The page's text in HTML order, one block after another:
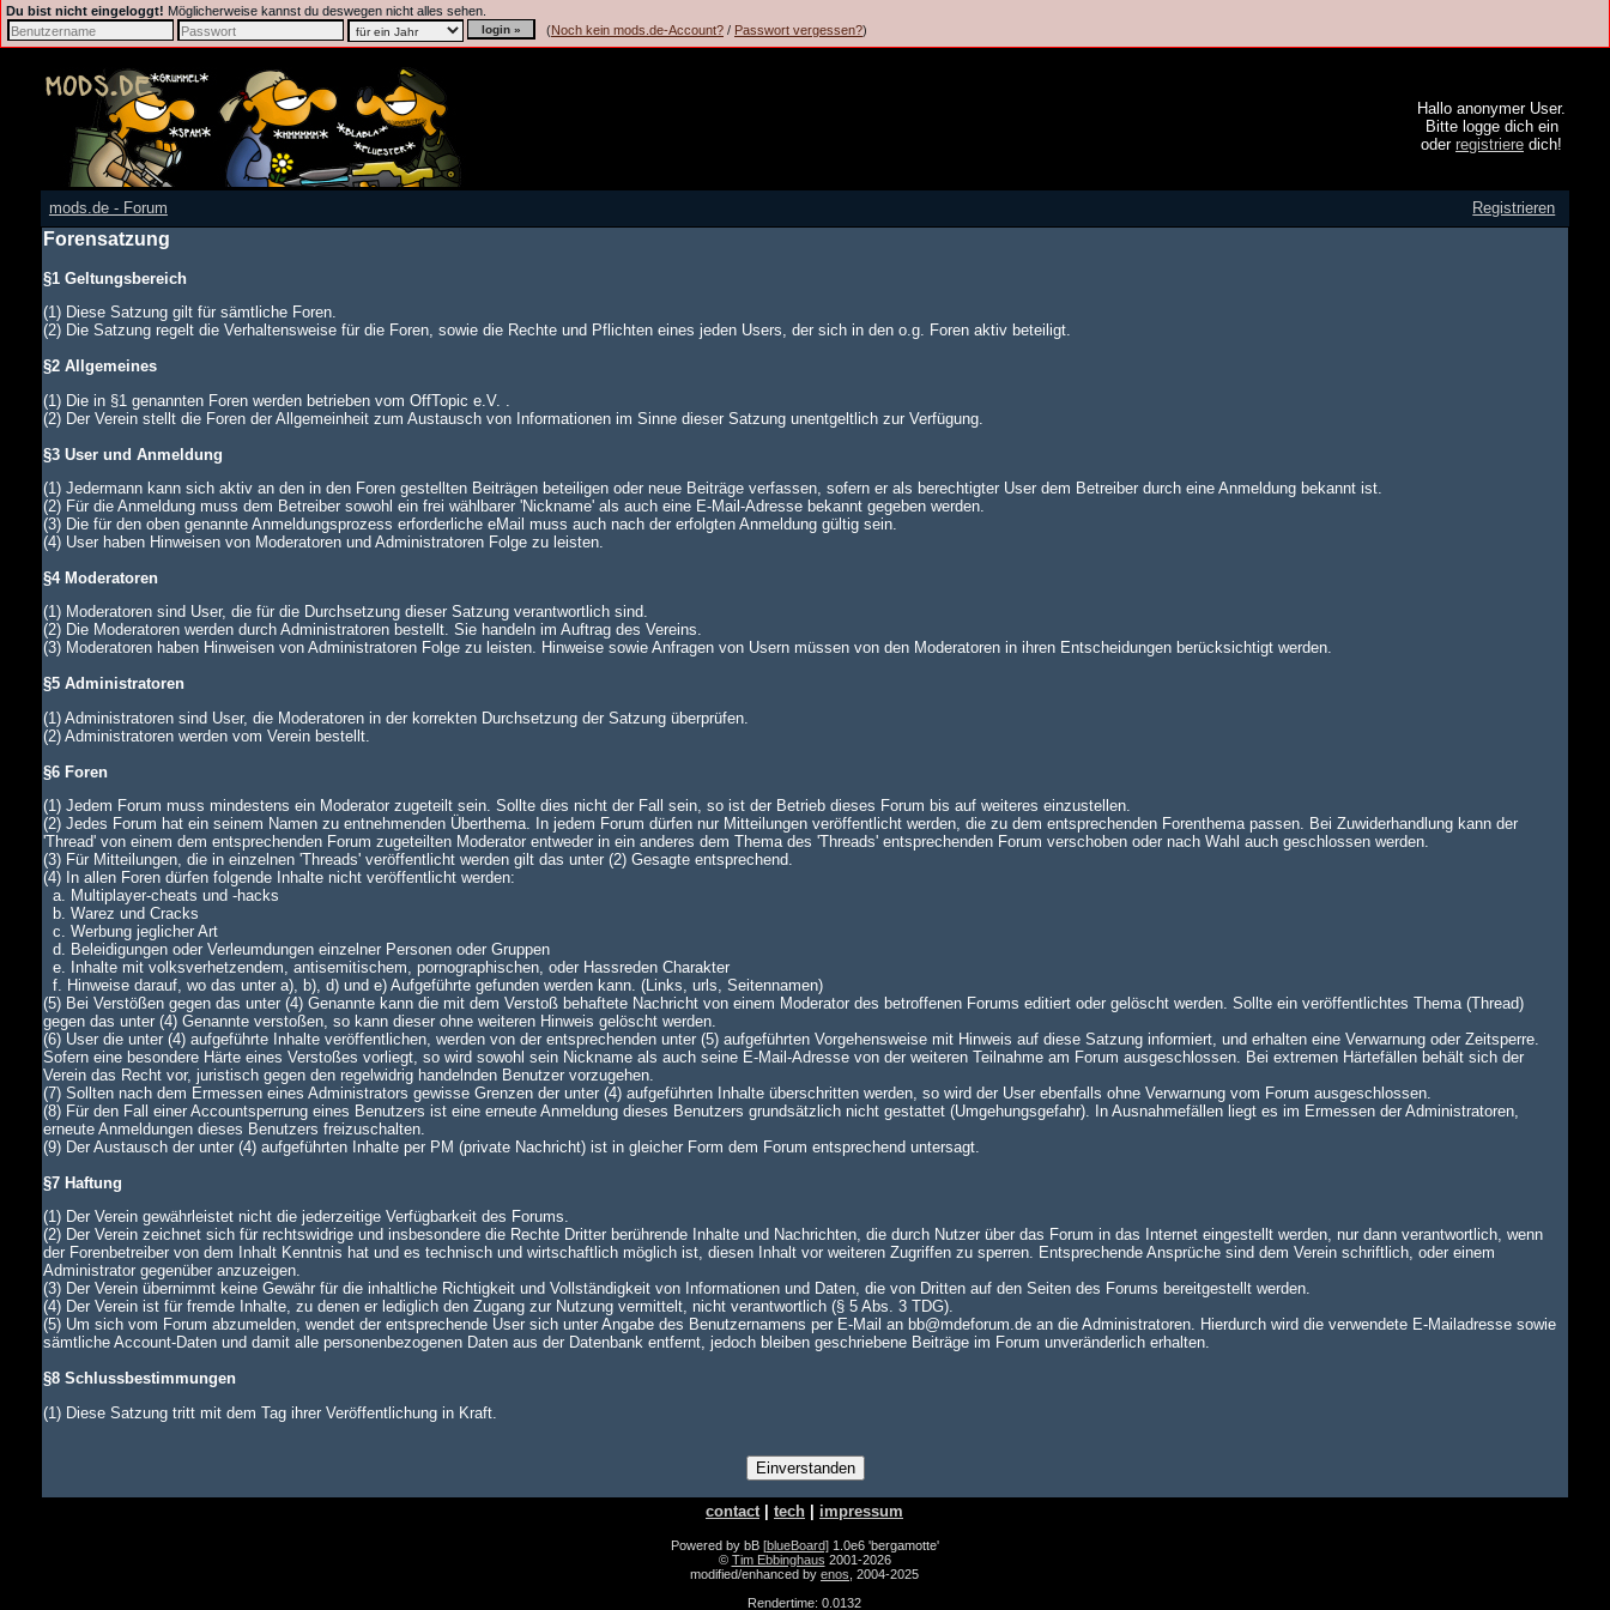
Du bist nicht eingeloggt! Möglicherweise kannst du deswegen nicht alles sehen.
(Noch kein mods.de-Account? / Passwort vergessen?)
Hallo anonymer User.
Bitte logge dich ein
oder registriere dich!
mods.de - Forum Registrieren
Forensatzung
§1 Geltungsbereich
(1) Diese Satzung gilt für sämtliche Foren.
(2) Die Satzung regelt die Verhaltensweise für die Foren, sowie die Rechte und Pflichten eines jeden Users, der sich in den o.g. Foren aktiv beteiligt.
§2 Allgemeines
(1) Die in §1 genannten Foren werden betrieben vom OffTopic e.V. .
(2) Der Verein stellt die Foren der Allgemeinheit zum Austausch von Informationen im Sinne dieser Satzung unentgeltlich zur Verfügung.
§3 User und Anmeldung
(1) Jedermann kann sich aktiv an den in den Foren gestellten Beiträgen beteiligen oder neue Beiträge verfassen, sofern er als berechtigter User dem Betreiber durch eine Anmeldung bekannt ist.
(2) Für die Anmeldung muss dem Betreiber sowohl ein frei wählbarer 'Nickname' als auch eine E-Mail-Adresse bekannt gegeben werden.
(3) Die für den oben genannte Anmeldungsprozess erforderliche eMail muss auch nach der erfolgten Anmeldung gültig sein.
(4) User haben Hinweisen von Moderatoren und Administratoren Folge zu leisten.
§4 Moderatoren
(1) Moderatoren sind User, die für die Durchsetzung dieser Satzung verantwortlich sind.
(2) Die Moderatoren werden durch Administratoren bestellt. Sie handeln im Auftrag des Vereins.
(3) Moderatoren haben Hinweisen von Administratoren Folge zu leisten. Hinweise sowie Anfragen von Usern müssen von den Moderatoren in ihren Entscheidungen berücksichtigt werden.
§5 Administratoren
(1) Administratoren sind User, die Moderatoren in der korrekten Durchsetzung der Satzung überprüfen.
(2) Administratoren werden vom Verein bestellt.
§6 Foren
(1) Jedem Forum muss mindestens ein Moderator zugeteilt sein. Sollte dies nicht der Fall sein, so ist der Betrieb dieses Forum bis auf weiteres einzustellen.
(2) Jedes Forum hat ein seinem Namen zu entnehmenden Überthema. In jedem Forum dürfen nur Mitteilungen veröffentlicht werden, die zu dem entsprechenden Forenthema passen. Bei Zuwiderhandlung kann der
'Thread' von einem dem entsprechenden Forum zugeteilten Moderator entweder in ein anderes dem Thema des 'Threads' entsprechenden Forum verschoben oder nach Wahl auch geschlossen werden.
(3) Für Mitteilungen, die in einzelnen 'Threads' veröffentlicht werden gilt das unter (2) Gesagte entsprechend.
(4) In allen Foren dürfen folgende Inhalte nicht veröffentlicht werden:
a. Multiplayer-cheats und -hacks
b. Warez und Cracks
c. Werbung jeglicher Art
d. Beleidigungen oder Verleumdungen einzelner Personen oder Gruppen
e. Inhalte mit volksverhetzendem, antisemitischem, pornographischen, oder Hassreden Charakter
f. Hinweise darauf, wo das unter a), b), d) und e) Aufgeführte gefunden werden kann. (Links, urls, Seitennamen)
(5) Bei Verstößen gegen das unter (4) Genannte kann die mit dem Verstoß behaftete Nachricht von einem Moderator des betroffenen Forums editiert oder gelöscht werden. Sollte ein veröffentlichtes Thema (Thread)
gegen das unter (4) Genannte verstoßen, so kann dieser ohne weiteren Hinweis gelöscht werden.
(6) User die unter (4) aufgeführte Inhalte veröffentlichen, werden von der entsprechenden unter (5) aufgeführten Vorgehensweise mit Hinweis auf diese Satzung informiert, und erhalten eine Verwarnung oder Zeitsperre.
Sofern eine besondere Härte eines Verstoßes vorliegt, so wird sowohl sein Nickname als auch seine E-Mail-Adresse von der weiteren Teilnahme am Forum ausgeschlossen. Bei extremen Härtefällen behält sich der
Verein das Recht vor, juristisch gegen den regelwidrig handelnden Benutzer vorzugehen.
(7) Sollten nach dem Ermessen eines Administrators gewisse Grenzen der unter (4) aufgeführten Inhalte überschritten werden, so wird der User ebenfalls ohne Verwarnung vom Forum ausgeschlossen.
(8) Für den Fall einer Accountsperrung eines Benutzers ist eine erneute Anmeldung dieses Benutzers grundsätzlich nicht gestattet (Umgehungsgefahr). In Ausnahmefällen liegt es im Ermessen der Administratoren,
erneute Anmeldungen dieses Benutzers freizuschalten.
(9) Der Austausch der unter (4) aufgeführten Inhalte per PM (private Nachricht) ist in gleicher Form dem Forum entsprechend untersagt.
§7 Haftung
(1) Der Verein gewährleistet nicht die jederzeitige Verfügbarkeit des Forums.
(2) Der Verein zeichnet sich für rechtswidrige und insbesondere die Rechte Dritter berührende Inhalte und Nachrichten, die durch Nutzer über das Forum in das Internet eingestellt werden, nur dann verantwortlich, wenn
der Forenbetreiber von dem Inhalt Kenntnis hat und es technisch und wirtschaftlich möglich ist, diesen Inhalt vor weiteren Zugriffen zu sperren. Entsprechende Ansprüche sind dem Verein schriftlich, oder einem
Administrator gegenüber anzuzeigen.
(3) Der Verein übernimmt keine Gewähr für die inhaltliche Richtigkeit und Vollständigkeit von Informationen und Daten, die von Dritten auf den Seiten des Forums bereitgestellt werden.
(4) Der Verein ist für fremde Inhalte, zu denen er lediglich den Zugang zur Nutzung vermittelt, nicht verantwortlich (§ 5 Abs. 3 TDG).
(5) Um sich vom Forum abzumelden, wendet der entsprechende User sich unter Angabe des Benutzernamens per E-Mail an bb@mdeforum.de an die Administratoren. Hierdurch wird die verwendete E-Mailadresse sowie
sämtliche Account-Daten und damit alle personenbezogenen Daten aus der Datenbank entfernt, jedoch bleiben geschriebene Beiträge im Forum unveränderlich erhalten.
§8 Schlussbestimmungen
(1) Diese Satzung tritt mit dem Tag ihrer Veröffentlichung in Kraft.
contact| tech impressum
Powered by bB [blueBoard] 1.0e6 'bergamotte'
© Tim Ebbinghaus 2001-2026
modified/enhanced by enos , 2004-2025
Rendertime: 0.0132